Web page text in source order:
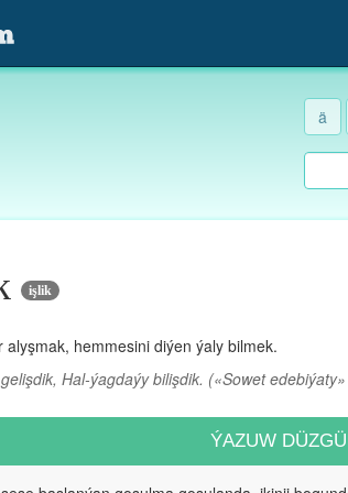
ä
işlik
alyşmak, hemmesini diýen ýaly bilmek.
Hal-ýagdaýy bilişdik. («Sowet
ÝAZUW